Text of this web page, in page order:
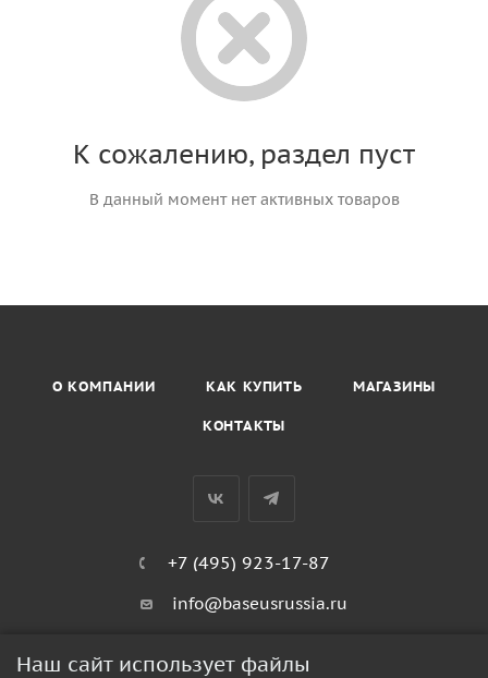
К сожалению, раздел пуст
В данный момент нет активных товаров
О КОМПАНИИ КАК КУПИТЬ МАГАЗИНЫ
КОНТАКТЫ
+7 (495) 923-17-87
info@baseusrussia.ru
Наш сайт использует файлы